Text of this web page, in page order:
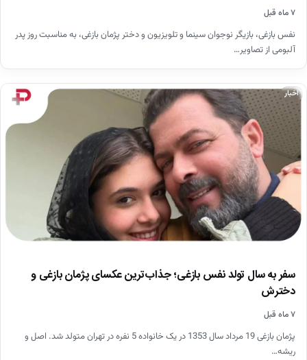
۷ ماه قبل
نفس بازغی، بازیگر نوجوان سینما و تلویزیون و دختر پژمان بازغی، به مناسبت روز پدر
آلبومی از تصاویر…
اخبار
سفر به سال تولد نفس بازغی؛ جذاب‌ترین عکسای پژمان بازغی و
دخترش
۷ ماه قبل
پژمان بازغی 19 مرداد سال 1353 در یک خانواده 5 نفره در تهران متولد شد. اصل و
ریشه…